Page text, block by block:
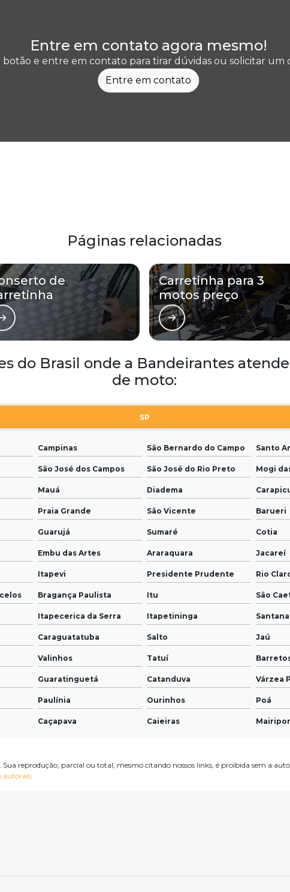
Entre em contato agora mesmo!
botão e entre em contato para tirar dúvidas ou solicitar um
Entre em contato
Páginas relacionadas
de
Carretinha para 3
motos preço
do Brasil onde a Bandeirantes
de moto:
SP
Campinas São Bernardo do Campo Santo
São José dos Campos São José do Rio Preto Mogi
Mauá Diadema
Praia Grande São Vicente Barueri
Guarujá Sumaré Cotia
Embu das Artes Araraquara Jacareí
Itapevi Presidente Prudente Rio
Bragança Paulista Itu São
Itapecerica da Serra Itapetininga
Caraguatatuba Salto Jaú
Valinhos Tatuí
Guaratinguetá Catanduva Várzea
Paulínia Ourinhos Poá
Caçapava Caieiras
São Roque Matão Campo
reprodução, parcial ou total, mesmo citando nossos links, é proibida sem a
autorais.